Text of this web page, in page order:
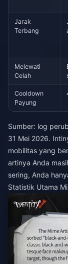
Jarak
Terbang
Melewati
Celah
Cooldown
Payung
Sumber: log
31 Mei 2026.
mobilitas yang
artinya Anda
sering, Anda
Statistik Utama